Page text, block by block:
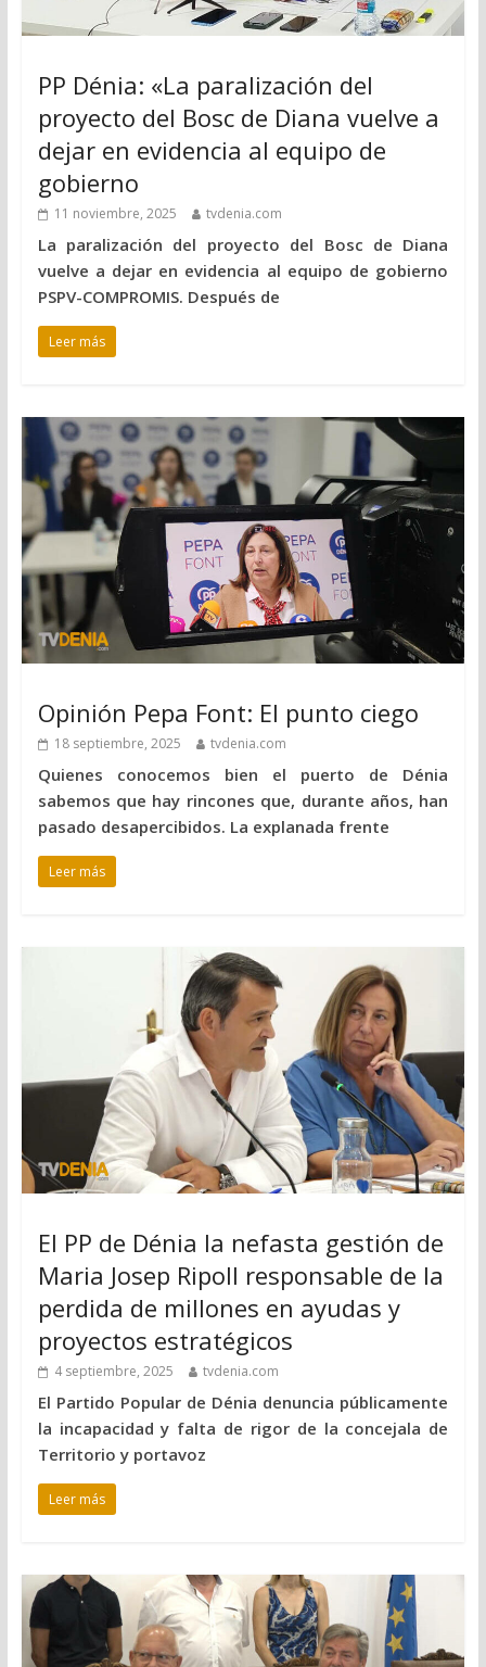
PP Dénia: «La paralización del
proyecto del Bosc de Diana vuelve a
dejar en evidencia al equipo de
gobierno
11 noviembre, 2025 tvdenia.com
La paralización del proyecto del Bosc de Diana
vuelve a dejar en evidencia al equipo de gobierno
PSPV-COMPROMIS. Después de
Leer más
Opinión Pepa Font: El punto ciego
18 septiembre, 2025 tvdenia.com
Quienes conocemos bien el puerto de Dénia
sabemos que hay rincones que, durante años, han
pasado desapercibidos. La explanada frente
Leer más
El PP de Dénia la nefasta gestión de
Maria Josep Ripoll responsable de la
perdida de millones en ayudas y
proyectos estratégicos
4 septiembre, 2025 tvdenia.com
El Partido Popular de Dénia denuncia públicamente
la incapacidad y falta de rigor de la concejala de
Territorio y portavoz
Leer más